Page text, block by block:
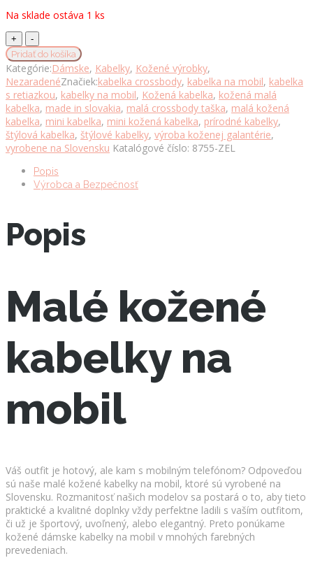
Na sklade ostáva 1 ks
Dámska
kožená
kabelka
na
mobil
v
tmavo
zelenej
farbe
množstvo
Pridať do košíka
Kategórie:Dámske, Kabelky, Kožené výrobky,
NezaradenéZnačiek:kabelka crossbody, kabelka na mobil, kabelka
s retiazkou, kabelky na mobil, Kožená kabelka, kožená malá
kabelka, made in slovakia, malá crossbody taška, malá kožená
kabelka, mini kabelka, mini kožená kabelka, prírodné kabelky,
štýlová kabelka, štýlové kabelky, výroba koženej galantérie,
vyrobene na Slovensku Katalógové číslo: 8755-ZEL
Popis
Výrobca a Bezpečnosť
Popis
Malé kožené
kabelky na
mobil
Váš outfit je hotový, ale kam s mobilným telefónom? Odpoveďou
sú naše malé kožené kabelky na mobil, ktoré sú vyrobené na
Slovensku. Rozmanitosť našich modelov sa postará o to, aby tieto
praktické a kvalitné doplnky vždy perfektne ladili s vaším outfitom,
či už je športový, uvoľnený, alebo elegantný. Preto ponúkame
kožené dámske kabelky na mobil v mnohých farebných
prevedeniach.